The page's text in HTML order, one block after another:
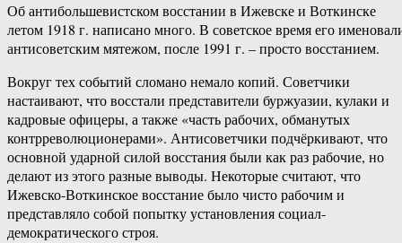
Об антибольшевистском восстании в Ижевске и Воткинске
летом 1918 г. написано много. В советское время его
антисоветским мятежом, после 1991 г. – просто восстанием.
Вокруг тех событий сломано немало копий. Советчики
настаивают, что восстали представители буржуазии, кулаки и
кадровые офицеры, а также «часть рабочих, обманутых
контрреволюционерами». Антисоветчики подчёркивают, что
основной ударной силой восстания были как раз рабочие, но
делают из этого разные выводы. Некоторые считают, что
Ижевско-Воткинское восстание было чисто рабочим и
представляло собой попытку установления социал-
демократического строя.